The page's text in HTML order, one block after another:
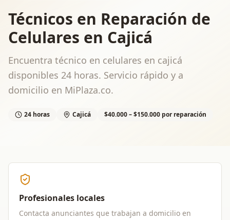
Técnicos en Reparación de
Celulares en Cajicá
Encuentra técnico en celulares en cajicá
disponibles 24 horas. Servicio rápido y a
domicilio en MiPlaza.co.
24 horas Cajicá $40.000 – $150.000 por reparación
Profesionales locales
Contacta anunciantes que trabajan a domicilio en